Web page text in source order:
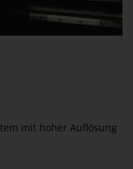
mit hoher Auflösung